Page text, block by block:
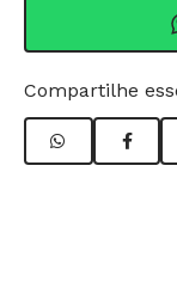
Compartilhe